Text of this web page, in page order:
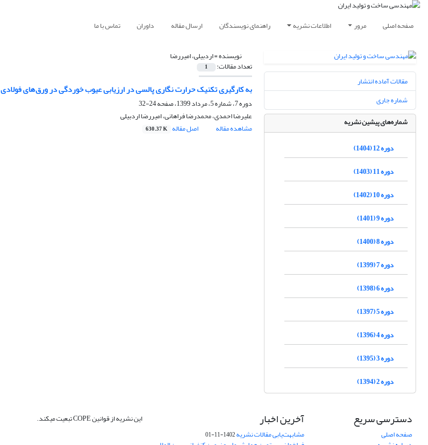
صفحه اصلی مرور اطلاعات نشریه راهنمای نویسندگان ارسال مقاله داوران تماس با ما
نویسنده =اردبیلی، امیررضا
تعداد مقالات: 1
به کارگیری تکنیک حرارت نگاری پالسی در ارزیابی عیوب خوردگی در ورق‌های فولادی
دوره 7، شماره 5، مرداد 1399، صفحه
24-32
علیرضا احمدی، محمدرضا فراهانی، امیررضا اردبیلی
مشاهده مقاله
اصل مقاله 630.37 K
مقالات آماده انتشار
شماره جاری
شماره‌های پیشین نشریه
دوره 12 (1404)
دوره 11 (1403)
دوره 10 (1402)
دوره 9 (1401)
دوره 8 (1400)
دوره 7 (1399)
دوره 6 (1398)
دوره 5 (1397)
دوره 4 (1396)
دوره 3 (1395)
دوره 2 (1394)
دسترسی سریع
صفحه اصلی
آخرین اخبار
مشابهت‌یابی مقالات نشریه1402-11-01
این نشریه از قوانین COPE تبعیت میکند.